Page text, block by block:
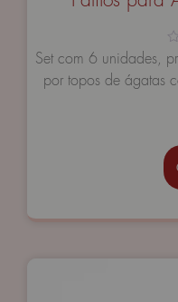
0
de
5
Set com 6 unidades,
por topos de ágatas